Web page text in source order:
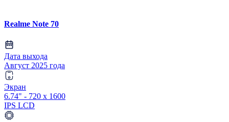
Realme Note 70
Дата выхода
Август 2025 года
Экран
6.74" - 720 x 1600
IPS LCD